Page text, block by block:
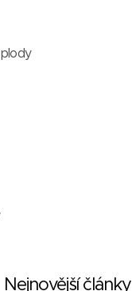
Nejnovější články